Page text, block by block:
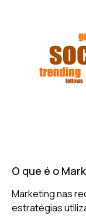
O que é o
Marketing nas
estratégias